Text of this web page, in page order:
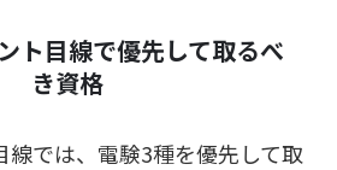
ト目線で優先して取るべ
き資格
では、 電験3種を優先して取